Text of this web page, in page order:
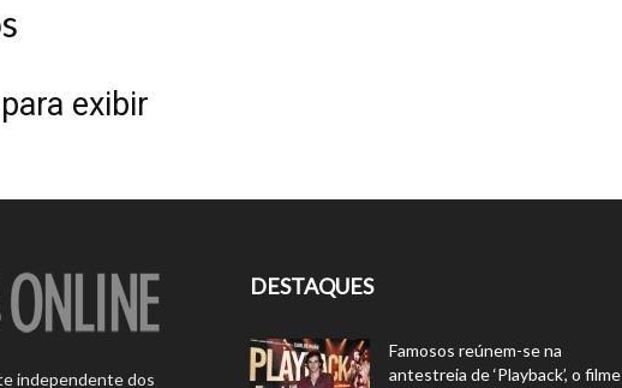
exibir
independente dos
DESTAQUES
Famosos reúnem-se na
antestreia de ‘Playback’, o filme